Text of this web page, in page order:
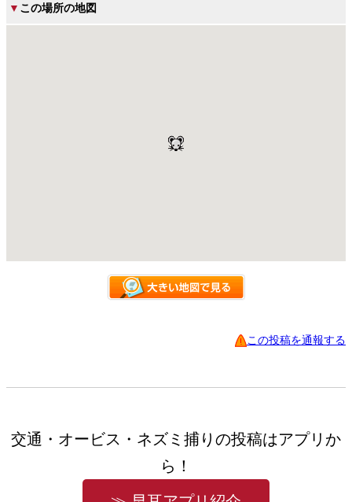
▼ この場所の地図
この投稿を通報する
交通・オービス・ネズミ捕りの投稿はアプリか
ら！